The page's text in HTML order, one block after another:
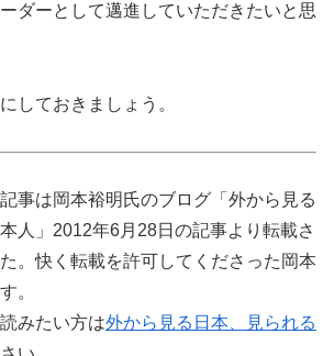
ダーとして邁進していただきたいと思
しておきましょう。
事は岡本裕明氏のブログ「外から見る
人」2012年6月28日の記事より転載さ
。快く転載を許可してくださった岡本
。
みたい方は外から見る日本、見られる